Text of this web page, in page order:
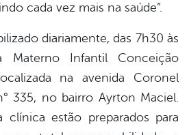
cada vez mais na saúde”.
diariamente, das 7h30 às
Materno Infantil Conceição
na avenida Coronel
335, no bairro Ayrton Maciel.
clínica estão preparados para